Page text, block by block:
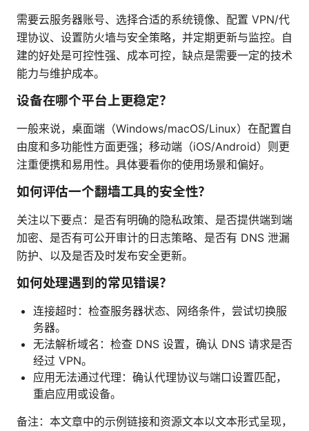
需要云服务器账号、选择合适的系统镜像、配置 VPN/代
理协议、设置防火墙与安全策略，并定期更新与监控。自
建的好处是可控性强、成本可控，缺点是需要一定的技术
能力与维护成本。
设备在哪个平台上更稳定？
一般来说，桌面端（Windows/macOS/Linux）在配置自
由度和多功能性方面更强；移动端（iOS/Android）则更
注重便携和易用性。具体要看你的使用场景和偏好。
如何评估一个翻墙工具的安全性？
关注以下要点：是否有明确的隐私政策、是否提供端到端
加密、是否有可公开审计的日志策略、是否有 DNS 泄漏
防护、以及是否及时发布安全更新。
如何处理遇到的常见错误？
连接超时：检查服务器状态、网络条件，尝试切换服
务器。
无法解析域名：检查 DNS 设置，确认 DNS 请求是否
经过 VPN。
应用无法通过代理：确认代理协议与端口设置匹配，
重启应用或设备。
备注：本文章中的示例链接和资源文本以文本形式呈现，